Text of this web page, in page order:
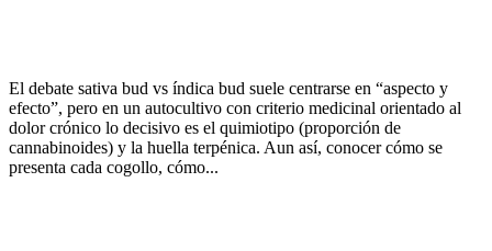
El debate sativa bud vs índica bud suele centrarse en “aspecto y
efecto”, pero en un autocultivo con criterio medicinal orientado al
dolor crónico lo decisivo es el quimiotipo (proporción de
cannabinoides) y la huella terpénica. Aun así, conocer cómo se
presenta cada cogollo, cómo...